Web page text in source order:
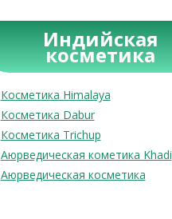
Индийская
косметика
Косметика Himalaya
Косметика Dabur
Косметика Trichup
Аюрведическая кометика Khadi
Аюрведическая косметика